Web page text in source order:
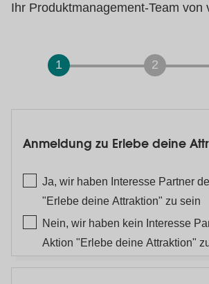
Ihr Produktmanagement-Team von
Anmeldung zu Erlebe deine
Ja, wir haben Interesse Partner
"Erlebe deine Attraktion" zu sein
Nein, wir haben kein Interesse
Aktion "Erlebe deine Attraktion"